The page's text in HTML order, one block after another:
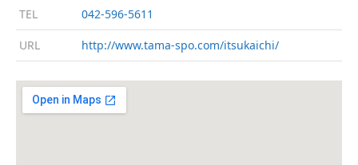
TEL 042-596-5611
URL http://www.tama-spo.com/itsukaichi/